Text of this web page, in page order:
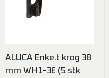
ALUCA Enkelt krog 38
mm WH1-38 (5 stk